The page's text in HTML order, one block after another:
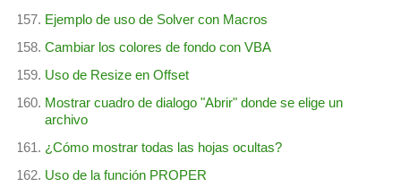
Ejemplo de uso de Solver con Macros
Cambiar los colores de fondo con VBA
Uso de Resize en Offset
Mostrar cuadro de dialogo "Abrir" donde se elige un
archivo
¿Cómo mostrar todas las hojas ocultas?
Uso de la función PROPER